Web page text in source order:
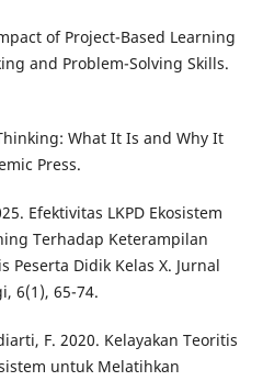
of Project-Based Learning
and Problem-Solving Skills.
What It Is and Why It
Press.
Efektivitas LKPD Ekosistem
Terhadap Keterampilan
Peserta Didik Kelas X. Jurnal
6(1), 65-74.
F. 2020. Kelayakan Teoritis
untuk Melatihkan